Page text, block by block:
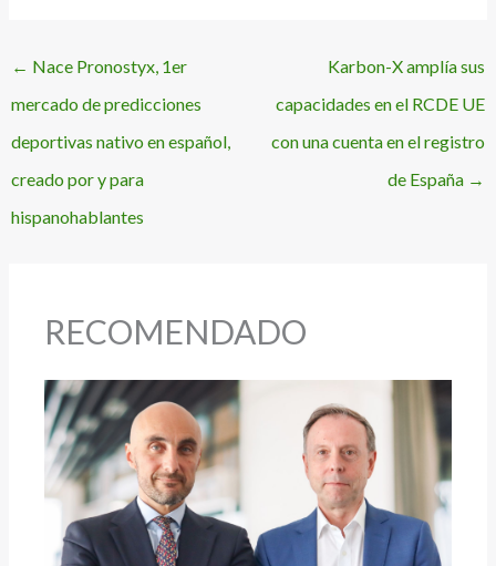
← Nace Pronostyx, 1er
mercado de predicciones
deportivas nativo en español,
creado por y para
hispanohablantes
Karbon-X amplía sus
capacidades en el RCDE UE
con una cuenta en el registro
de España →
RECOMENDADO